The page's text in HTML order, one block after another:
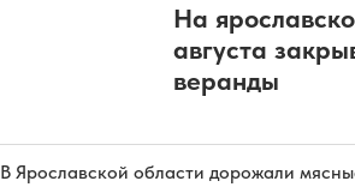
На
августа
веранды
В Ярославской области дорожали